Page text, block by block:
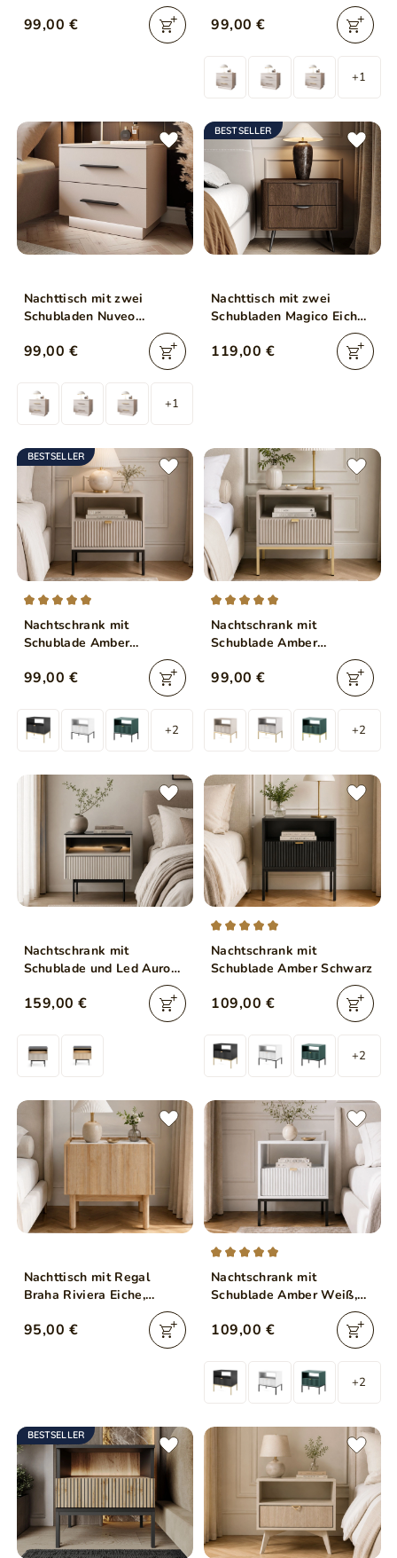
99,00 € 99,00 €
+1
Nachttisch mit zwei
Schubladen Nuveo
99,00 €
+1
BESTSELLER
Nachttisch mit zwei
Schubladen Magico Eiche
119,00 €
BESTSELLER
Nachtschrank mit
Schublade Amber
Kaschmir auf schwarzen
Beinen
99,00 €
+2
Nachtschrank mit
Schublade Amber
Kaschmir auf goldenen
Beinen
99,00 €
+2
Nachtschrank mit
Schublade und Led Auroé
159,00 €
Nachtschrank mit
Schublade Amber Schwarz
109,00 €
+2
Nachttisch mit Regal
Braha Riviera Eiche,
95,00 €
Nachtschrank mit
Schublade Amber Weiß,
109,00 €
+2
BESTSELLER